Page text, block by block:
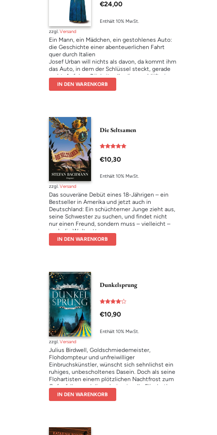
5.00
von 5
€24,00
Enthält 10% MwSt.
zzgl. Versand
Ein Mann, ein Mädchen, ein gestohlenes Auto:
die Geschichte einer abenteuerlichen Fahrt
quer durch Italien
Josef Urban will nichts als davon, da kommt ihm
das Auto, in dem der Schlüssel steckt, gerade
recht. Auf dem Rücksitz allerdings schläft ein
Mädchen. Sie schließt sich jedoch Urbans
Flucht an und bald erreichen sie zusammen
verantwortlich zu fühlen; eine im Prinzip
undankbare Rolle, zumal sie nicht leicht von der
des absurd Liebenden zu trennen ist.Peter
Henisch erzählt die Geschichte einer
unerwarteten Begegnung, die zur Obsession
wird. Ein Roadmovie, das sich kreuz und quer
durch die Literaturlandschaft bewegt und mit
tragikomischer Konsequenz auf sein Ziel
zusteuert: dem Finale vor dem Fresko der
Madonna del Parto, der schwangeren Madonna.
IN DEN WARENKORB
Die Seltsamen
5.00
von 5
€10,30
Enthält 10% MwSt.
zzgl.Versand
Das souveräne Debüt eines 18-Jährigen – ein
Bestseller in Amerika und jetzt auch in
Deutschland: Ein schüchterner Junge zieht aus,
seine Schwester zu suchen, und findet nicht
nur einen Freund, sondern muss – vielleicht –
auch die Welt retten.
IN DEN WARENKORB
Dunkelsprung
mit
4.00
€10,90
Enthält 10% MwSt.
zzgl. Versand
Julius Birdwell, Goldschmiedemeister,
Flohdompteur und unfreiwilliger
Einbruchskünstler, wünscht sich sehnlichst ein
ruhiges, unbescholtenes Dasein. Doch als seine
Flohartisten einem plötzlichen Nachtfrost zum
Opfer fallen und die geheimnisvolle Elizabeth
Thorn in sein Leben tritt, ist es mit der Ruhe
endgültig vorbei. Stattdessen steht er plötzlich
allem kein Märchen? Julius wagt den Sprung ins
IN DEN WARENKORB